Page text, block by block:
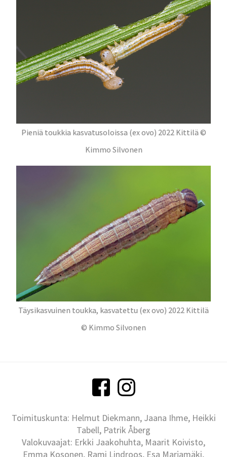
Pieniä toukkia kasvatusoloissa (ex ovo) 2022 Kittilä ©
Kimmo Silvonen
Täysikasvuinen toukka, kasvatettu (ex ovo) 2022 Kittilä
© Kimmo Silvonen
Toimituskunta: Helmut Diekmann, Jaana Ihme, Heikki
Tabell, Patrik Åberg
Valokuvaajat: Erkki Jaakohuhta, Maarit Koivisto,
Emma Kosonen, Rami Lindroos, Esa Marjamäki,